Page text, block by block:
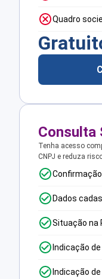
Quadro
Consulta
Tenha acesso
CNPJ e reduza
Dados
Situação na
Indicação
Indicação